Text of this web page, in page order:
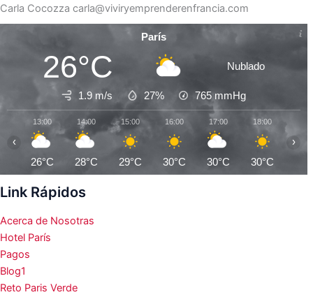
Carla Cocozza carla@viviryemprenderenfrancia.com
París
26°C Nublado
1.9 m/s 27% 765mmHg
13:00
26°C
14:00
28°C
15:00
29°C
16:00
30°C
17:00
30°C
18:00
30°C
‹ ›
Link Rápidos
Acerca de Nosotras
Hotel París
Pagos
Blog1
Reto Paris Verde